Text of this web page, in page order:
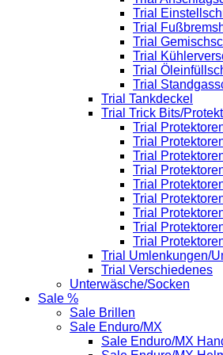
Trial
Trial
Trial
Trial
Trial
Trial
Trial Tankdeckel
Trial Trick Bits/
Trial
Trial
Trial
Trial
Trial
Trial
Trial
Trial
Trial
Trial Umlenkungen/
Trial Verschiedenes
Unterwäsche/Socken
Sale %
Sale Brillen
Sale Enduro/MX
Sale Enduro/MX